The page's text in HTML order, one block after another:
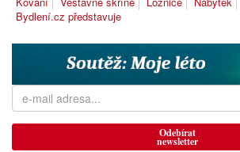
Bydlení.cz představuje
Odebírat
newsletter